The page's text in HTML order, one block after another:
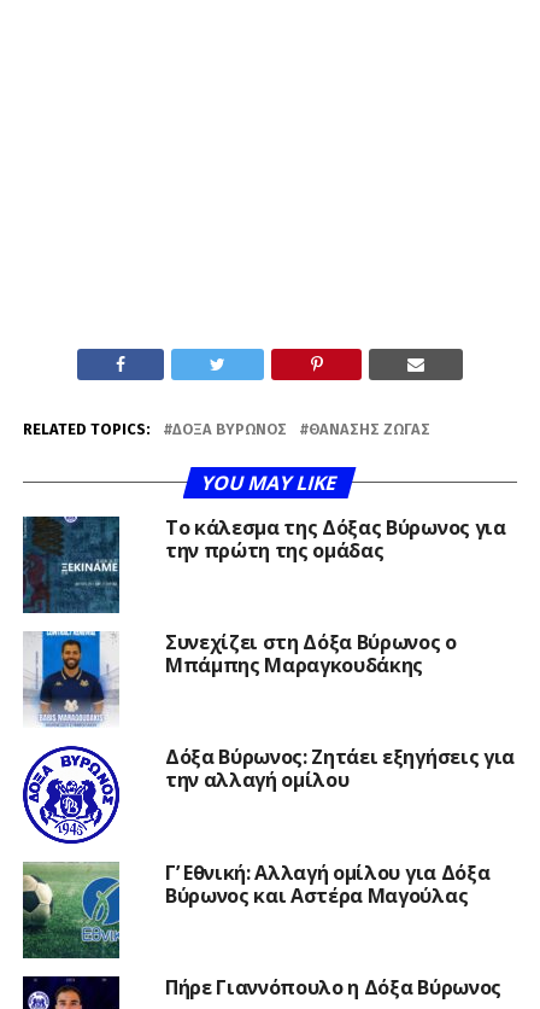
RELATED TOPICS: ΔΌΞΑ ΒΎΡΩΝΟΣ ΘΑΝΆΣΗΣ ΖΏΓΑΣ
YOU MAY LIKE
Το κάλεσμα της Δόξας Βύρωνος για
την πρώτη της ομάδας
Συνεχίζει στη Δόξα Βύρωνος ο
Μπάμπης Μαραγκουδάκης
Δόξα Βύρωνος: Ζητάει εξηγήσεις για
την αλλαγή ομίλου
Γ’ Εθνική: Αλλαγή ομίλου για Δόξα
Βύρωνος και Αστέρα Μαγούλας
Πήρε Γιαννόπουλο η Δόξα Βύρωνος